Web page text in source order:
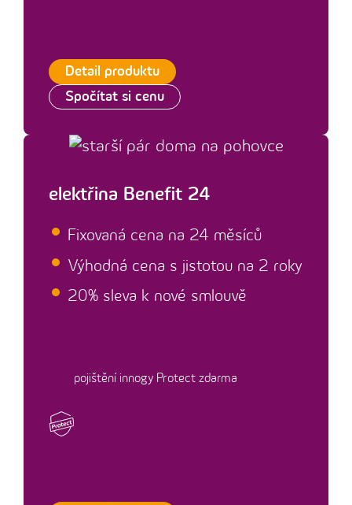
Detail produktu
Spočítat si cenu
elektřina Benefit 24
Fixovaná cena na 24 měsíců
Výhodná cena s jistotou na 2 roky
20% sleva k nové smlouvě
pojištění innogy Protect zdarma